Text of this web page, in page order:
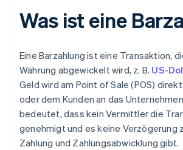
Was ist eine
Eine Barzahlung ist eine Transaktion,
Währung abgewickelt wird, z. B. US-
Geld wird am Point of Sale (POS)
oder dem Kunden an das
bedeutet, dass kein Vermittler die
genehmigt und es keine Verzögerung
Zahlung und Zahlungsabwicklung gibt.